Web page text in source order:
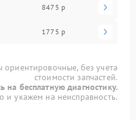
8475 р
1775 р
ориентировочные, без учета
стоимости запчастей.
на бесплатную диагностику.
и укажем на неисправность.